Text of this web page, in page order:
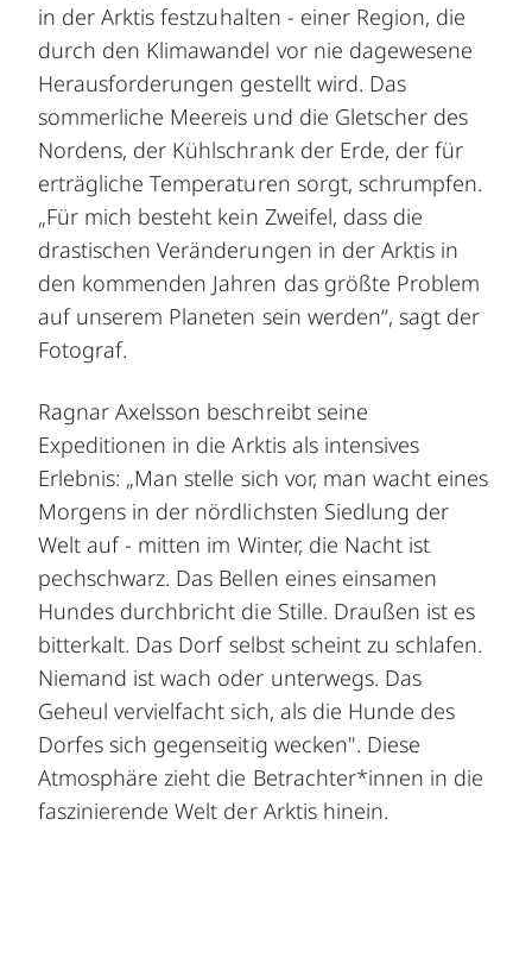
in der Arktis festzuhalten - einer Region, die
durch den Klimawandel vor nie dagewesene
Herausforderungen gestellt wird. Das
sommerliche Meereis und die Gletscher des
Nordens, der Kühlschrank der Erde, der für
erträgliche Temperaturen sorgt, schrumpfen.
„Für mich besteht kein Zweifel, dass die
drastischen Veränderungen in der Arktis in
den kommenden Jahren das größte Problem
auf unserem Planeten sein werden“, sagt der
Fotograf.
Ragnar Axelsson beschreibt seine
Expeditionen in die Arktis als intensives
Erlebnis: „Man stelle sich vor, man wacht eines
Morgens in der nördlichsten Siedlung der
Welt auf - mitten im Winter, die Nacht ist
pechschwarz. Das Bellen eines einsamen
Hundes durchbricht die Stille. Draußen ist es
bitterkalt. Das Dorf selbst scheint zu schlafen.
Niemand ist wach oder unterwegs. Das
Geheul vervielfacht sich, als die Hunde des
Dorfes sich gegenseitig wecken". Diese
Atmosphäre zieht die Betrachter*innen in die
faszinierende Welt der Arktis hinein.